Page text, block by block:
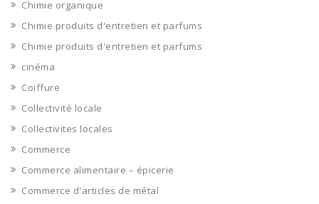
Chimie organique
Chimie produits d'entretien et parfums
Chimie produits d'entretien et parfums
cinéma
Coiffure
Collectivité locale
Collectivites locales
Commerce
Commerce alimentaire – épicerie
Commerce d'articles de métal